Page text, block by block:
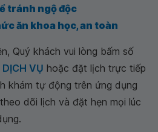
tránh ngộ độc
ăn khoa học, an toàn
Quý khách vui lòng bấm số
DỊCH VỤ hoặc đặt lịch trực tiếp
khám tự động trên ứng dụng
dõi lịch và đặt hẹn mọi lúc